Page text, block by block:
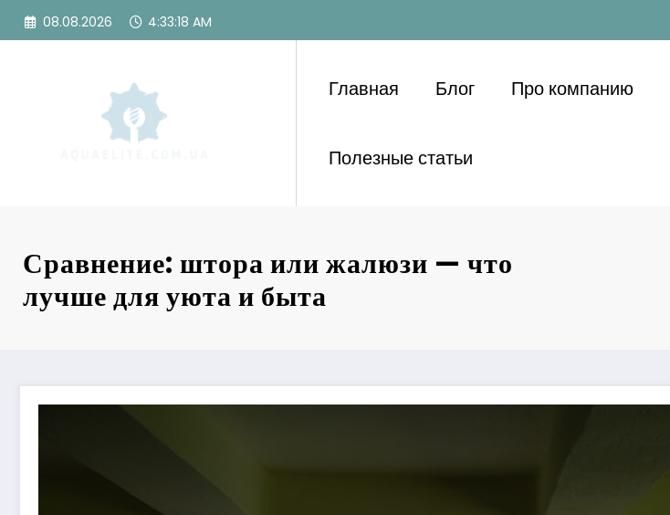
Перейти
08.08.2026 4:33:20 AM
Главная Блог Про компанию
Полезные статьи
Сравнение: штора или жалюзи — что
лучше для уюта и быта